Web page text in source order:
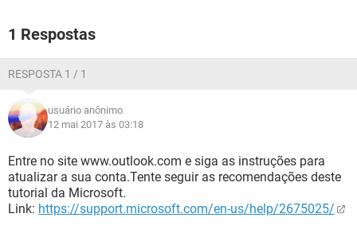
1 Respostas
RESPOSTA 1 / 1
usuário anônimo
12 mai 2017 às 03:18
Entre no site www.outlook.com e siga as instruções para
atualizar a sua conta.Tente seguir as recomendações deste
tutorial da Microsoft.
Link: https://support.microsoft.com/en-us/help/2675025/